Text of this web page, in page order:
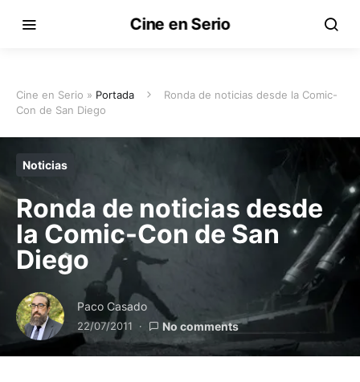
Cine en Serio
Cine en Serio » Portada
Ronda de noticias desde la Comic-
Con de San Diego
Noticias
Ronda de noticias desde
la Comic-Con de San
Diego
Paco Casado
22/07/2011 No comments